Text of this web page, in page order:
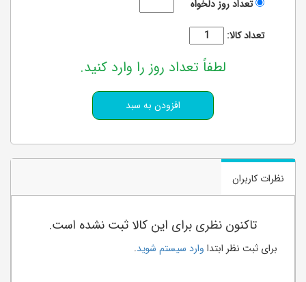
تعداد روز دلخواه
تعداد کالا:
لطفاً تعداد روز را وارد کنید.
نظرات کاربران
تاکنون نظری برای این کالا ثبت نشده است.
برای ثبت نظر ابتدا وارد سیستم شوید.